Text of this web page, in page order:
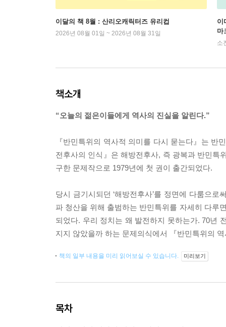
이달의 책 8월 : 산리오캐릭터즈 유리컵
2026년 08월 01일 ~ 2026년 08월 31일
이
마
소
책소개
“오늘의 젊은이들에게 역사의 진실을 알린다.”
『반민특위의 역사적 의미를 다시 묻는다』는
전후사의 인식』은 해방전후사, 즉 광복과 반민특
구한 문제작으로 1979년에 첫 권이 출간되었다.
당시 금기시되던 ‘해방전후사’를 정면에 다룸으
파 청산을 위해 출범하는 반민특위를 자세히 다루
되었다. 우리 정치는 왜 발전하지 못하는가. 70년
지지 않았을까 하는 문제의식에서 『반민특위의
책의 일부 내용을 미리 읽어보실 수 있습니다. 미리보기
목차